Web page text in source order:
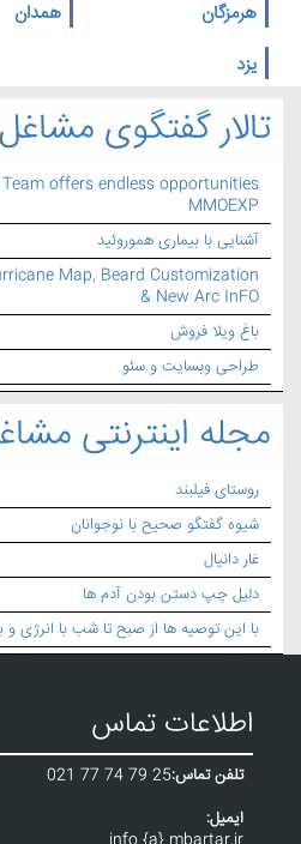
هرمزگان
همدان
یزد
تالار گفتگوی
offers endless opportunities
MMOEXP
آشنایی با بیماری هموروئید
Map, Beard Customization
& New Arc InFO
باغ ویلا فروش
طراحی وبسایت و سئو
مجله اینترنتی
روستای فیلبند
شیوه گفتگو صحیح با نوجوانان
غار دانیال
دلیل چپ دستن بودن آدم ها
با این توصیه ها از صبح تا شب با انرژی و
اطلاعات تماس
تلفن تماس:021 77 74 79 25
ایمیل: